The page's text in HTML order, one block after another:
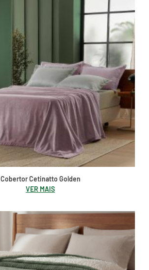
Cobertor Cetinatto Golden
VER MAIS